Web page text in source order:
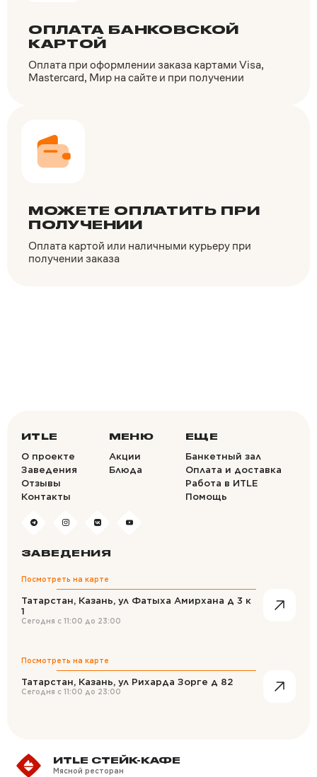
ОПЛАТА БАНКОВСКОЙ
КАРТОЙ
Оплата при оформлении заказа картами Visa,
Mastercard, Мир на сайте и при получении
МОЖЕТЕ ОПЛАТИТЬ ПРИ
ПОЛУЧЕНИИ
Оплата картой или наличными курьеру при
получении заказа
ИТLЕ
О проекте
Заведения
Отзывы
Контакты
МЕНЮ
Акции
Блюда
ЕЩЕ
Банкетный зал
Оплата и доставка
Работа в ИTLE
Помощь
ЗАВЕДЕНИЯ
Посмотреть на карте
Татарстан, Казань, ул Фатыха Амирхана д 3 к
1
Сегодня с 11:00 до 23:00
Посмотреть на карте
Татарстан, Казань, ул Рихарда Зорге д 82
Сегодня с 11:00 до 23:00
ИTLE СТЕЙК-КАФЕ
Мясной ресторан